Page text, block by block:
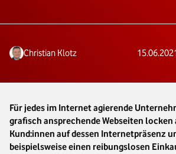
Christian Klotz
Für jedes im Internet agierende
grafisch ansprechende Webseiten locken
Kund:innen auf dessen Internetpräsenz
beispielsweise einen reibungslosen